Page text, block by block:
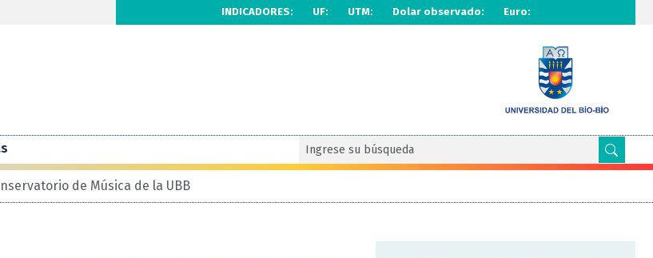
INDICADORES: UF: UTM: Dolar observado: Euro:
de Música de la UBB